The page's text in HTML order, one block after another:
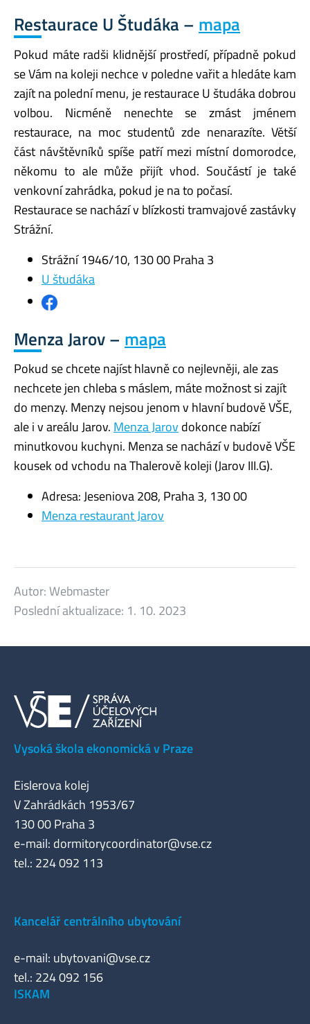
Restaurace U Študáka – mapa
Pokud máte radši klidnější prostředí, případně pokud
se Vám na koleji nechce v poledne vařit a hledáte kam
zajít na polední menu, je restaurace U študáka dobrou
volbou. Nicméně nenechte se zmást jménem
restaurace, na moc studentů zde nenarazíte. Větší
část návštěvníků spíše patří mezi místní domorodce,
někomu to ale může přijít vhod. Součástí je také
venkovní zahrádka, pokud je na to počasí.
Restaurace se nachází v blízkosti tramvajové zastávky
Strážní.
Strážní 1946/10, 130 00 Praha 3
U študáka
Menza Jarov – mapa
Pokud se chcete najíst hlavně co nejlevněji, ale zas
nechcete jen chleba s máslem, máte možnost si zajít
do menzy. Menzy nejsou jenom v hlavní budově VŠE,
ale i v areálu Jarov. Menza Jarov dokonce nabízí
minutkovou kuchyni. Menza se nachází v budově VŠE
kousek od vchodu na Thalerově koleji (Jarov III.G).
Adresa: Jeseniova 208, Praha 3, 130 00
Menza restaurant Jarov
Autor:Webmaster
Poslední aktualizace: 1. 10. 2023
Vysoká škola ekonomická v Praze
Eislerova kolej
V Zahrádkách 1953/67
130 00 Praha 3
e-mail: dormitorycoordinator@vse.cz
tel.: 224 092 113
Kancelář centrálního ubytování
e-mail: ubytovani@vse.cz
tel.: 224 092 156
ISKAM